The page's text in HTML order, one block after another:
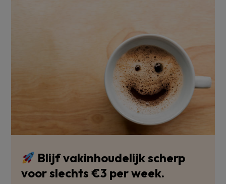
Blijf vakinhoudelijk scherp
voor slechts €3 per week.